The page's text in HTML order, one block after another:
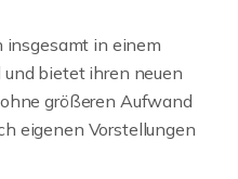
insgesamt in einem
bietet ihren neuen
größeren Aufwand
eigenen Vorstellungen